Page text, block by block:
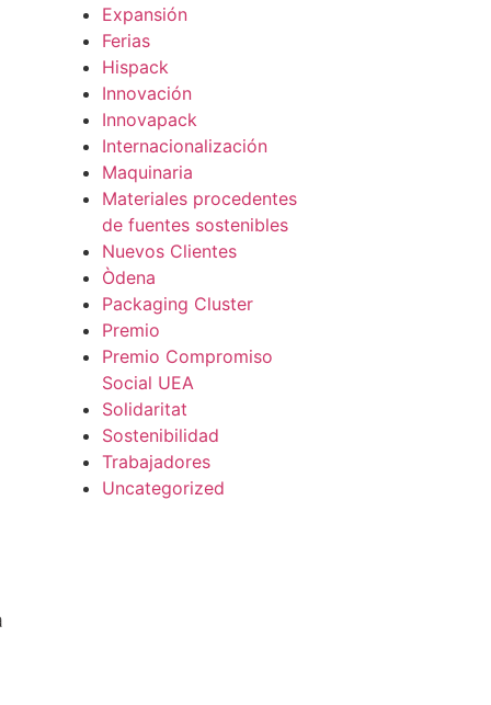
Expansión
Ferias
Hispack
Innovación
Innovapack
Internacionalización
Maquinaria
Materiales procedentes
de fuentes sostenibles
Nuevos Clientes
Òdena
Packaging Cluster
Premio
Premio Compromiso
Social UEA
Solidaritat
Sostenibilidad
Trabajadores
Uncategorized